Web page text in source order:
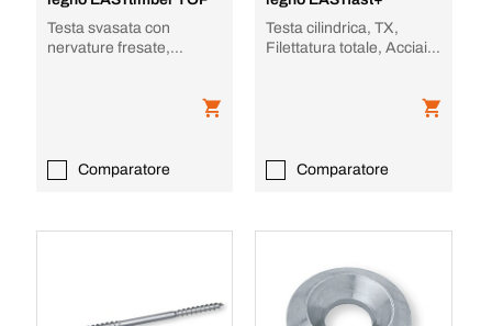
Testa svasata con
nervature fresate,
Comparatore
Testa cilindrica, TX,
Filettatura totale, Acciaio,
Comparatore